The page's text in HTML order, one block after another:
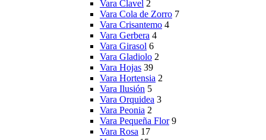
Vara Clavel 2
Vara Cola de Zorro 7
Vara Crisantemo 4
Vara Gerbera 4
Vara Girasol 6
Vara Gladiolo 2
Vara Hojas 39
Vara Hortensia 2
Vara Ilusión 5
Vara Orquidea 3
Vara Peonia 2
Vara Pequeña Flor 9
Vara Rosa 17